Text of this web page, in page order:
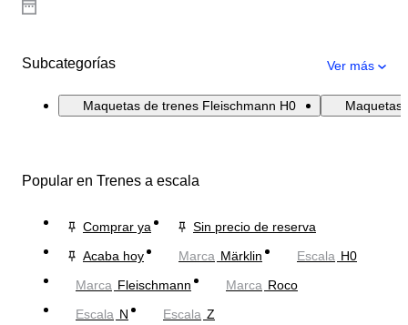
Subcategorías Ver más
Maquetas de trenes Fleischmann H0 Maquetas
Popular en Trenes a escala
Comprar ya
Sin precio de reserva
Acaba hoy
Marca Märklin Escala H0
Marca Fleischmann Marca Roco
Escala N Escala Z